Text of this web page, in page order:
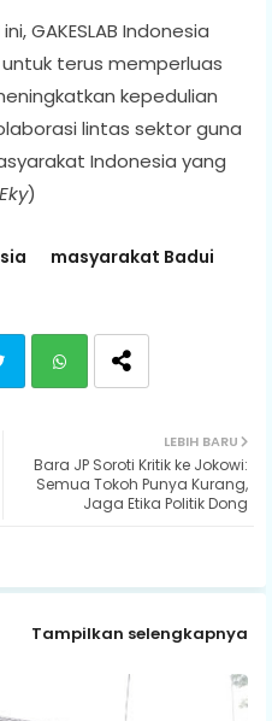
GAKESLAB Indonesia
terus memperluas
kepedulian
lintas sektor guna
Indonesia yang
Eky)
masyarakat Badui
ats
LEBIH BARU
Bara JP Soroti Kritik ke Jokowi:
Semua Tokoh Punya Kurang,
Jaga Etika Politik Dong
Tampilkan selengkapnya